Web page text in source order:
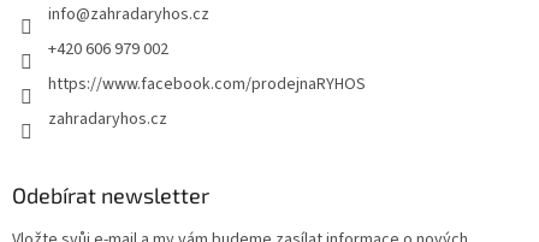
info@zahradaryhos.cz
+420 606 979 002
https://www.facebook.com/prodejnaRYHOS
zahradaryhos.cz
Odebírat newsletter